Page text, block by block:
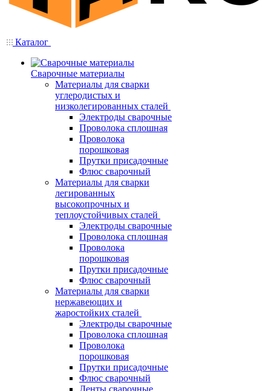
Каталог
Сварочные материалы
Материалы для сварки
углеродистых и
низколегированных сталей
Электроды сварочные
Проволока сплошная
Проволока
порошковая
Прутки присадочные
Флюс сварочный
Материалы для сварки
легированных
высокопрочных и
теплоустойчивых сталей
Электроды сварочные
Проволока сплошная
Проволока
порошковая
Прутки присадочные
Флюс сварочный
Материалы для сварки
нержавеющих и
жаростойких сталей
Электроды сварочные
Проволока сплошная
Проволока
порошковая
Прутки присадочные
Флюс сварочный
Ленты сварочные